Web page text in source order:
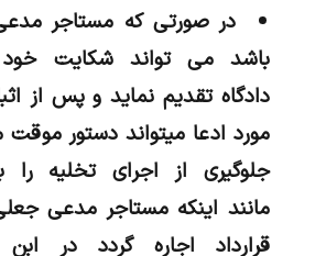
در صورتی که مستاجر
باشد می تواند شکایت
دادگاه تقدیم نماید و پس از
مورد ادعا میتواند دستور موقت
جلوگیری از اجرای تخلیه را
مانند اینکه مستاجر مدعی
قرارداد اجاره گردد در